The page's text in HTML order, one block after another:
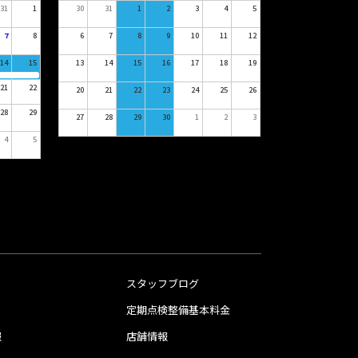
31 1
7 8
14 15
21 22
28 29
4 5
30 31 1 2 3 4 5
6 7 8 9 10 11 12
13 14 15 16 17 18 19
20 21 22 23 24 25 26
27 28 29 30 1 2 3
スタッフブログ
定期点検整備基本料金
店舗情報